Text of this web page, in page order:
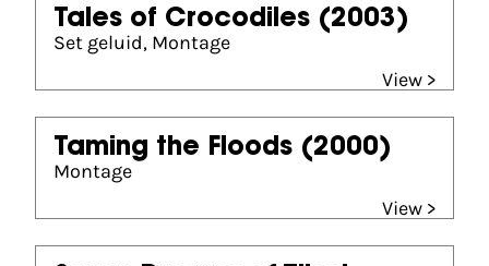
Tales of Crocodiles (2003)
Set geluid, Montage
View >
Taming the Floods (2000)
Montage
View >